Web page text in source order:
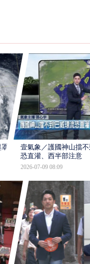
4
壹氣象／護國神山擋不
恐直灌、西半部注意
2026-07-09 08:09